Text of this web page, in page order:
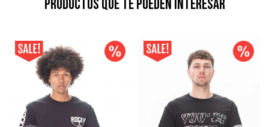
Productos que te pueden interesar